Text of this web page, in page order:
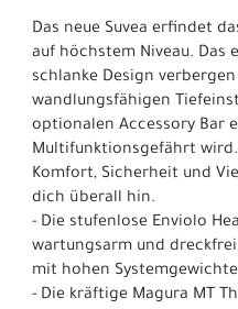
Das neue Suvea erfindet
auf höchstem Niveau. Das
schlanke Design
wandlungsfähigen
optionalen Accessory Bar
Multifunktionsgefährt wird.
Komfort, Sicherheit und
dich überall hin.
- Die stufenlose Enviolo
wartungsarm und
mit hohen
- Die kräftige Magura MT